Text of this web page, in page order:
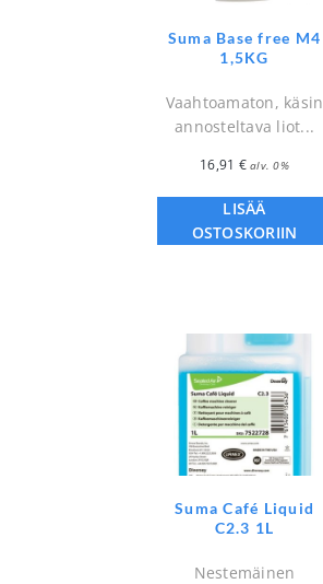
Suma Base free M4
1,5KG
Vaahtoamaton, käsin
annosteltava liot...
16,91 € alv. 0%
LISÄÄ
OSTOSKORIIN
Suma Café Liquid
C2.3 1L
Nestemäinen